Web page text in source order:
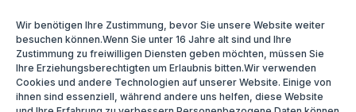
Wir benötigen Ihre Zustimmung, bevor Sie unsere Website weiter
besuchen können.Wenn Sie unter 16 Jahre alt sind und Ihre
Zustimmung zu freiwilligen Diensten geben möchten, müssen Sie
Ihre Erziehungsberechtigten um Erlaubnis bitten.Wir verwenden
Cookies und andere Technologien auf unserer Website. Einige von
ihnen sind essenziell, während andere uns helfen, diese Website
Freude, Tradition und närrischem Brauchtum.